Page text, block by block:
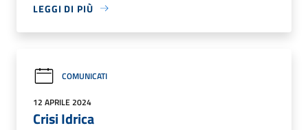
LEGGI DI PIÙ
COMUNICATI
12 APRILE 2024
Crisi Idrica